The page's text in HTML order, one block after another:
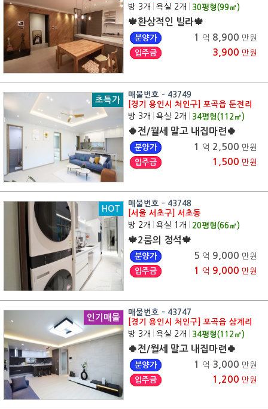
방 3개
욕실 2개 30평형(99㎡)
🍁환상적인 빌라🍁
분양가 1 억 8,900 만원
입주금
3,900 만원
초특가
매물번호 - 43749
[경기 용인시 처인구] 포곡읍 둔전리
방 3개
욕실 2개 34평형(112 ㎡)
🍀전/월세 말고 내집마련🍀
분양가 1 억 2,500 만원
입주금
1,500 만원
HOT
매물번호 - 43748
[서울 서초구] 서초동
방 2개
욕실 1개 20평형(66㎡)
🍁2룸의 정석🍁
분양가 5 억 9,000 만원
입주금
1 억 9,000 만원
인기매물
매물번호 - 43747
[경기 용인시 처인구] 포곡읍 삼계리
방 3개
욕실 2개 34평형(112 ㎡)
🍀전/월세 말고 내집마련🍀
분양가 1 억 3,000 만원
입주금
1,200 만원